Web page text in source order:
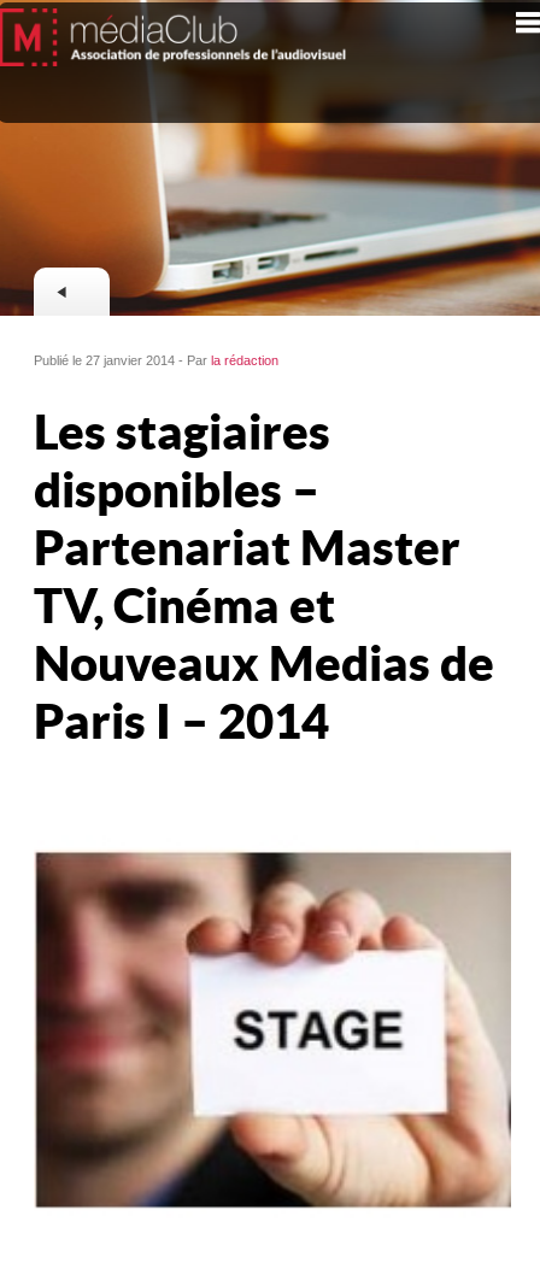
Publié le 27 janvier 2014 - Parla rédaction
Les stagiaires
disponibles –
Partenariat Master
TV, Cinéma et
Nouveaux Medias de
Paris I – 2014